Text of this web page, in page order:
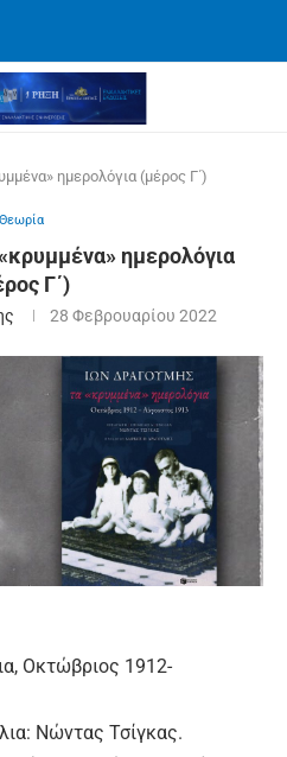
ημερολόγια (μέρος Γ΄)
Θεωρία
ημερολόγια
Γ΄)
28 Φεβρουαρίου 2022
Οκτώβριος 1912-
Νώντας Τσίγκας.